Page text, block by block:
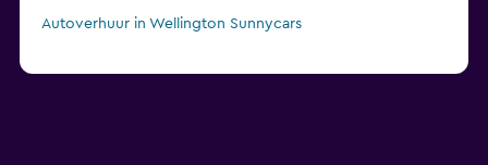
Autoverhuur in Wellington Sunnycars